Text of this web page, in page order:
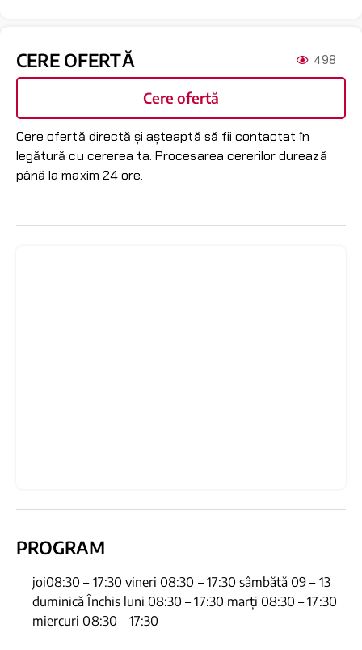
CERE OFERTĂ 498
Cere ofertă
Cere ofertă directă și așteaptă să fii contactat în
legătură cu cererea ta. Procesarea cererilor durează
până la maxim 24 ore.
PROGRAM
joi08:30 – 17:30 vineri 08:30 – 17:30 sâmbătă 09 – 13
duminică Închis luni 08:30 – 17:30 marți 08:30 – 17:30
miercuri 08:30 – 17:30